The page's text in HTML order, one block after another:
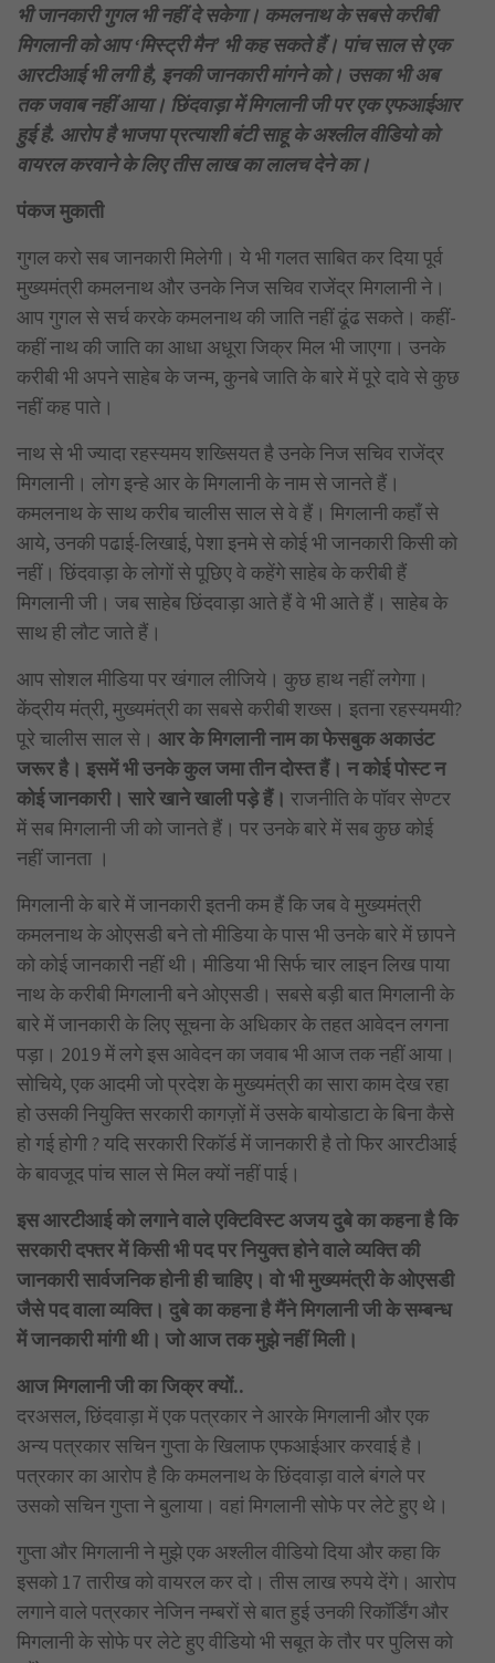
भी जानकारी गुगल भी नहीं दे सकेगा। कमलनाथ के सबसे करीबी
मिगलानी को आप ‘मिस्ट्री मैन’ भी कह सकते हैं। पांच साल से एक
आरटीआई भी लगी है, इनकी जानकारी मांगने को। उसका भी अब
तक जवाब नहीं आया। छिंदवाड़ा में मिगलानी जी पर एक एफआईआर
हुई है. आरोप है भाजपा प्रत्याशी बंटी साहू के अश्लील वीडियो को
वायरल करवाने के लिए तीस लाख का लालच देने का।
पंकज मुकाती
गुगल करो सब जानकारी मिलेगी। ये भी गलत साबित कर दिया पूर्व
मुख्यमंत्री कमलनाथ और उनके निज सचिव राजेंद्र मिगलानी ने।
आप गुगल से सर्च करके कमलनाथ की जाति नहीं ढूंढ सकते। कहीं-
कहीं नाथ की जाति का आधा अधूरा जिक्र मिल भी जाएगा। उनके
करीबी भी अपने साहेब के जन्म, कुनबे जाति के बारे में पूरे दावे से कुछ
नहीं कह पाते।
नाथ से भी ज्यादा रहस्यमय शख्सियत है उनके निज सचिव राजेंद्र
मिगलानी। लोग इन्हे आर के मिगलानी के नाम से जानते हैं।
कमलनाथ के साथ करीब चालीस साल से वे हैं। मिगलानी कहाँ से
आये, उनकी पढाई-लिखाई, पेशा इनमे से कोई भी जानकारी किसी को
नहीं। छिंदवाड़ा के लोगों से पूछिए वे कहेंगे साहेब के करीबी हैं
मिगलानी जी। जब साहेब छिंदवाड़ा आते हैं वे भी आते हैं। साहेब के
साथ ही लौट जाते हैं।
आप सोशल मीडिया पर खंगाल लीजिये। कुछ हाथ नहीं लगेगा।
केंद्रीय मंत्री, मुख्यमंत्री का सबसे करीबी शख्स। इतना रहस्यमयी?
पूरे चालीस साल से। आर के मिगलानी नाम का फेसबुक अकाउंट
जरूर है। इसमें भी उनके कुल जमा तीन दोस्त हैं। न कोई पोस्ट न
कोई जानकारी। सारे खाने खाली पड़े हैं। राजनीति के पॉवर सेण्टर
में सब मिगलानी जी को जानते हैं। पर उनके बारे में सब कुछ कोई
नहीं जानता ।
मिगलानी के बारे में जानकारी इतनी कम हैं कि जब वे मुख्यमंत्री
कमलनाथ के ओएसडी बने तो मीडिया के पास भी उनके बारे में छापने
को कोई जानकारी नहीं थी। मीडिया भी सिर्फ चार लाइन लिख पाया
नाथ के करीबी मिगलानी बने ओएसडी। सबसे बड़ी बात मिगलानी के
बारे में जानकारी के लिए सूचना के अधिकार के तहत आवेदन लगना
पड़ा। 2019 में लगे इस आवेदन का जवाब भी आज तक नहीं आया।
सोचिये, एक आदमी जो प्रदेश के मुख्यमंत्री का सारा काम देख रहा
हो उसकी नियुक्ति सरकारी कागज़ों में उसके बायोडाटा के बिना कैसे
हो गई होगी ? यदि सरकारी रिकॉर्ड में जानकारी है तो फिर आरटीआई
के बावजूद पांच साल से मिल क्यों नहीं पाई।
इस आरटीआई को लगाने वाले एक्टिविस्ट अजय दुबे का कहना है कि
सरकारी दफ्तर में किसी भी पद पर नियुक्त होने वाले व्यक्ति की
जानकारी सार्वजनिक होनी ही चाहिए। वो भी मुख्यमंत्री के ओएसडी
जैसे पद वाला व्यक्ति। दुबे का कहना है मैंने मिगलानी जी के सम्बन्ध
में जानकारी मांगी थी। जो आज तक मुझे नहीं मिली।
आज मिगलानी जी का जिक्र क्यों..
दरअसल, छिंदवाड़ा में एक पत्रकार ने आरके मिगलानी और एक
अन्य पत्रकार सचिन गुप्ता के खिलाफ एफआईआर करवाई है।
पत्रकार का आरोप है कि कमलनाथ के छिंदवाड़ा वाले बंगले पर
उसको सचिन गुप्ता ने बुलाया। वहां मिगलानी सोफे पर लेटे हुए थे।
गुप्ता और मिगलानी ने मुझे एक अश्लील वीडियो दिया और कहा कि
इसको 17 तारीख को वायरल कर दो। तीस लाख रुपये देंगे। आरोप
लगाने वाले पत्रकार नेजिन नम्बरों से बात हुई उनकी रिकॉर्डिंग और
मिगलानी के सोफे पर लेटे हुए वीडियो भी सबूत के तौर पर पुलिस को